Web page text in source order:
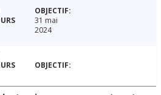
31 mai
2024